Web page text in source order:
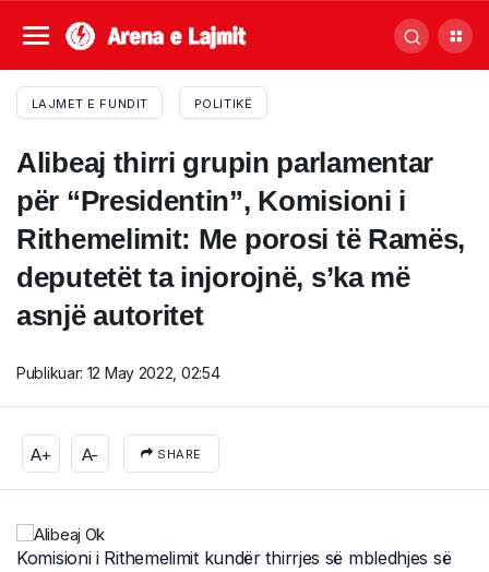
LAJMET E FUNDIT POLITIKË
Alibeaj thirri grupin parlamentar
për “Presidentin”, Komisioni i
Rithemelimit: Me porosi të Ramës,
deputetët ta injorojnë, s’ka më
asnjë autoritet
Publikuar: 12 May 2022, 02:54
A+ A- SHARE
Komisioni i Rithemelimit kundër thirrjes së mbledhjes së